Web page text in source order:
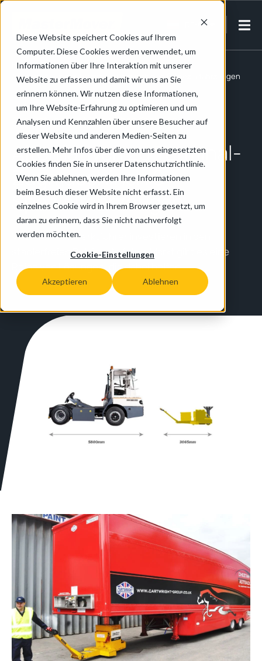
Diese Website speichert Cookies auf Ihrem
Computer. Diese Cookies werden verwendet, um
Informationen über Ihre Interaktion mit unserer
Website zu erfassen und damit wir uns an Sie
erinnern können. Wir nutzen diese Informationen,
um Ihre Website-Erfahrung zu optimieren und um
Analysen und Kennzahlen über unsere Besucher auf
dieser Website und anderen Medien-Seiten zu
erstellen. Mehr Infos über die von uns eingesetzten
Cookies finden Sie in unserer Datenschutzrichtlinie.
Wenn Sie ablehnen, werden Ihre Informationen
beim Besuch dieser Website nicht erfasst. Ein
einzelnes Cookie wird in Ihrem Browser gesetzt, um
daran zu erinnern, dass Sie nicht nachverfolgt
werden möchten.
Cookie-Einstellungen
Akzeptieren Ablehnen
DE-AT
Home/ Ausrüstung zur Materialhandhabung
Alternativen zur Terminal-Zugmaschinen & Spezialfahrzeugen
Alternativen zu Terminal-
Zugmaschinen &
Spezialfahr­zeugen
Ausrüstung zur Materialhandhabung
Viele der Weltmarktführer investieren in den
staplerfreien Betrieb. Auf dem Markt gibt es eine
Reihe von Lösungen, die dabei helfen.